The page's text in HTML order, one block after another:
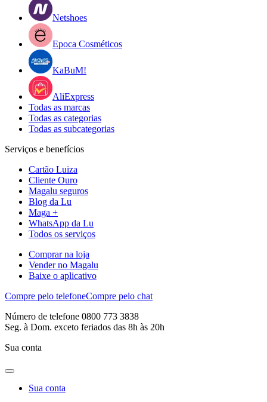
Netshoes
Epoca Cosméticos
KaBuM!
AliExpress
Todas as marcas
Todas as categorias
Todas as subcategorias
Serviços e benefícios
Cartão Luiza
Cliente Ouro
Magalu seguros
Blog da Lu
Maga +
WhatsApp da Lu
Todos os serviços
Comprar na loja
Vender no Magalu
Baixe o aplicativo
Compre pelo telefoneCompre pelo chat
Número de telefone 0800 773 3838
Seg. à Dom. exceto feriados das 8h às 20h
Sua conta
Sua conta